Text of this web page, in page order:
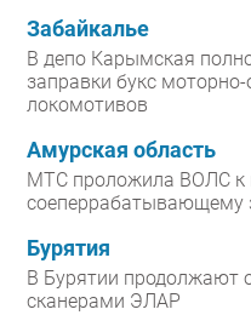
Забайкалье
В депо Карымская
заправки букс
локомотивов
Амурская область
МТС проложила ВОЛС к
соеперрабатывающему
Бурятия
В Бурятии продолжают
сканерами ЭЛАР